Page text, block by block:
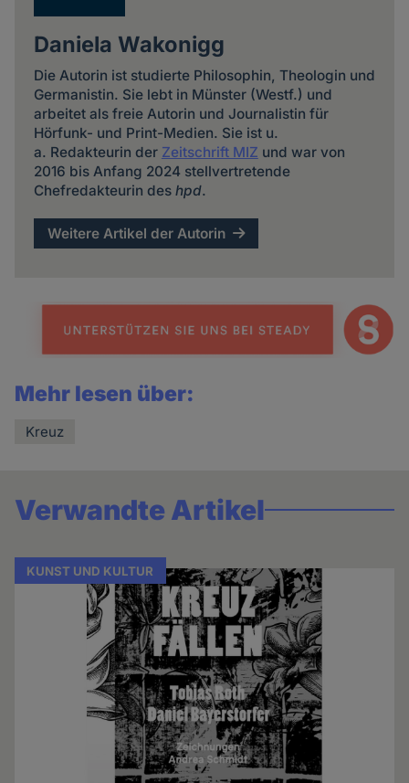
Daniela Wakonigg
Die Autorin ist studierte Philosophin, Theologin und
Germanistin. Sie lebt in Münster (Westf.) und
arbeitet als freie Autorin und Journalistin für
Hörfunk- und Print-Medien. Sie ist u.
a. Redakteurin der Zeitschrift MIZ und war von
2016 bis Anfang 2024 stellvertretende
Chefredakteurin des hpd.
Weitere Artikel der Autorin
Mehr lesen über:
Kreuz
Verwandte Artikel
KUNST UND KULTUR